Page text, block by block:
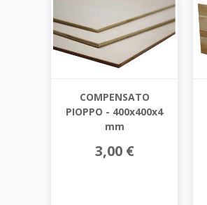
COMPENSATO
PIOPPO - 400x400x4
mm
3,00 €